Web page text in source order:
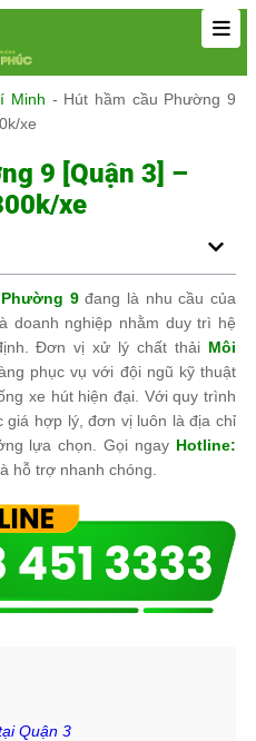
Minh - Hút hầm cầu Phường 9
xe
9 [Quận 3] –
xe
9đang là nhu cầu của
doanh nghiệp nhằm duy trì hệ
Đơn vị xử lý chất thải Môi
phục vụ với đội ngũ kỹ thuật
xe hút hiện đại. Với quy trình
giá hợp lý, đơn vị luôn là địa chỉ
lựa chọn. Gọi ngay Hotline:
hỗ trợ nhanh chóng.
Quận 3